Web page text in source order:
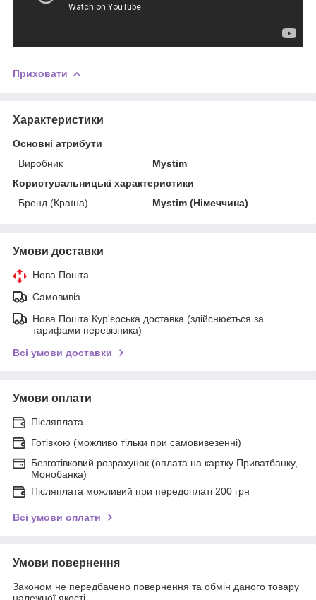
Приховати
Характеристики
Основні атрибути
Виробник
Mystim
Користувальницькі характеристики
Бренд (Країна)
Mystim (Німеччина)
Умови доставки
Нова Пошта
Самовивіз
Нова Пошта Кур'єрська доставка (здійснюється за
тарифами перевізника)
Всі умови доставки
Умови оплати
Післяплата
Готівкою (можливо тільки при самовивезенні)
Безготівковий розрахунок (оплата на картку Приватбанку,.
Монобанка)
Післяплата можливий при передоплаті 200 грн
Всі умови оплати
Умови повернення
Законом не передбачено повернення та обмін даного товару
належної якості